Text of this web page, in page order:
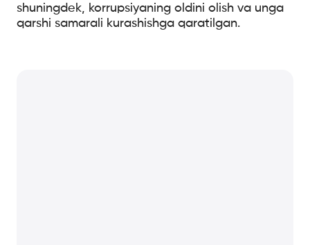
shuningdek, korrupsiyaning oldini olish va unga
qarshi samarali kurashishga qaratilgan.